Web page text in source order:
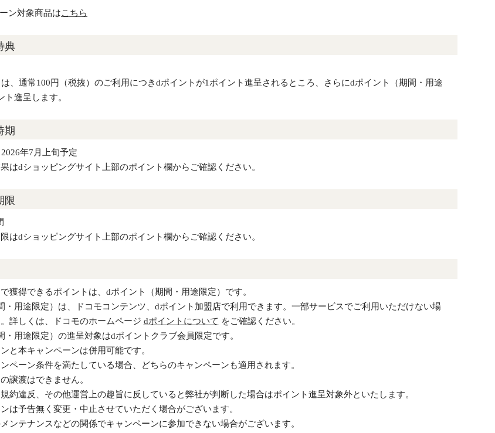
ン対象商品はこちら
典
、通常100円（税抜）のご利用につきdポイントが1ポイント進呈されるところ、さらにdポイント（期間・用途
ト進呈します。
期
年7月上旬予定
はdショッピングサイト上部のポイント欄からご確認ください。
限
はdショッピングサイト上部のポイント欄からご確認ください。
獲得できるポイントは、dポイント（期間・用途限定）です。
・用途限定）は、ドコモコンテンツ、dポイント加盟店で利用できます。一部サービスでご利用いただけない場
詳しくは、ドコモのホームページ dポイントについて をご確認ください。
・用途限定）の進呈対象はdポイントクラブ会員限定です。
と本キャンペーンは併用可能です。
ペーン条件を満たしている場合、どちらのキャンペーンも適用されます。
譲渡はできません。
約違反、その他運営上の趣旨に反していると弊社が判断した場合はポイント進呈対象外といたします。
は予告無く変更・中止させていただく場合がございます。
ンテナンスなどの関係でキャンペーンに参加できない場合がございます。